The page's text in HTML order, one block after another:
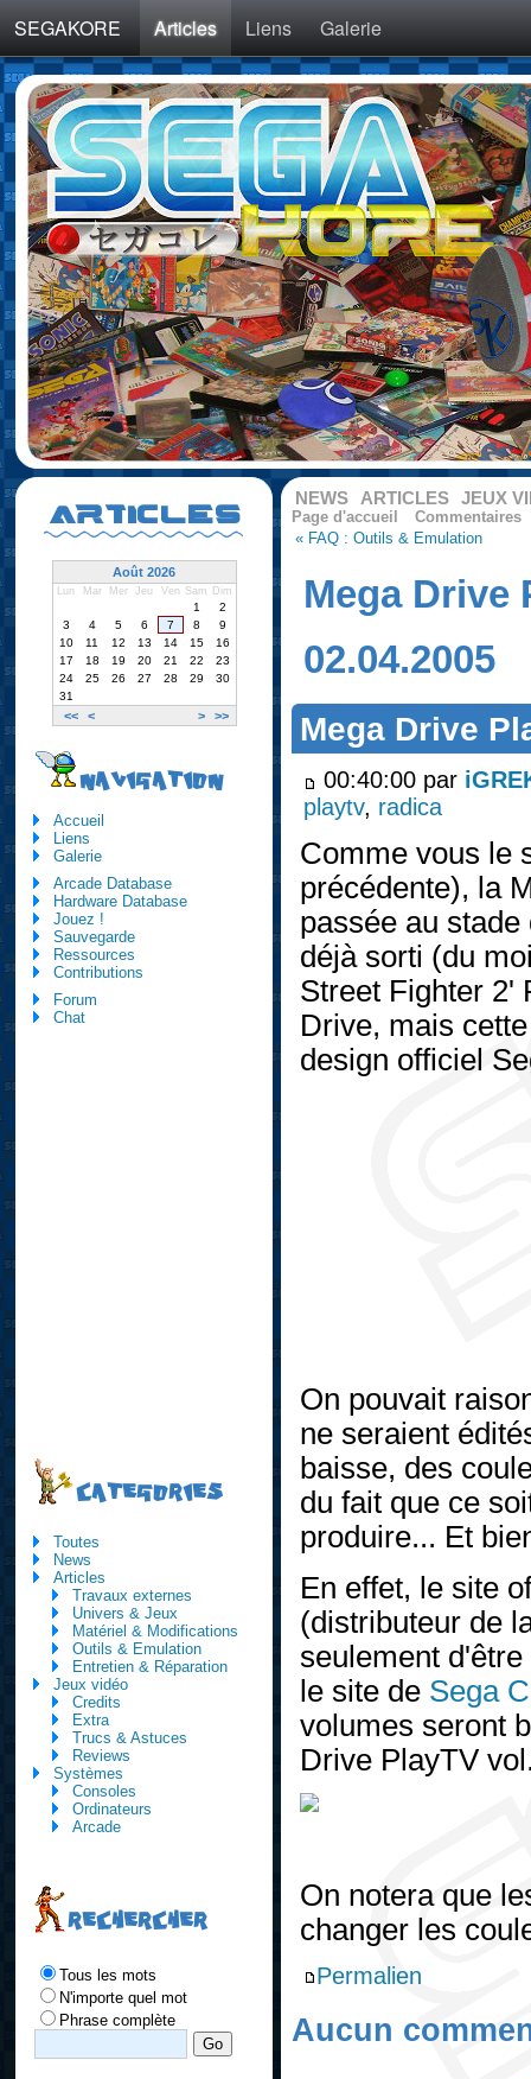
SEGAKORE Articles Liens Galerie
NEWS ARTICLES JEUX
Page d'accueil
Commentaires
« FAQ : Outils & Emulation
Mega Drive
02.04.2005
Mega Drive
00:40:00 par
playtv, radica
Comme vous le
précédente), la
passée au
déjà sorti (du
Street Fighter 2'
Drive, mais
design officiel
On pouvait
ne seraient
baisse, des
du fait que ce
produire... Et
En effet, le site
(distributeur de
seulement
le site de Sega
volumes seront
Drive PlayTV
On notera que
changer les
Permalien
Aucun
ARTICLES
Août 2026
Lun Mar Mer Jeu Ven Sam Dim
<< < > >>
1
2
3
4 5 6 7 8
9
10
11 12 13 14 15
16
17
18 19 20 21 22
23
24
25 26 27 28 29
30
31
NAVIGATION
Accueil
Liens
Galerie
Arcade Database
Hardware Database
Jouez !
Sauvegarde
Ressources
Contributions
Forum
Chat
CATEGORIES
Toutes
News
Articles
Travaux externes
Univers & Jeux
Matériel & Modifications
Outils & Emulation
Entretien & Réparation
Jeux vidéo
Credits
Extra
Trucs & Astuces
Reviews
Systèmes
Consoles
Ordinateurs
Arcade
RECHERCHER
Tous les mots
N'importe quel mot
Phrase complète